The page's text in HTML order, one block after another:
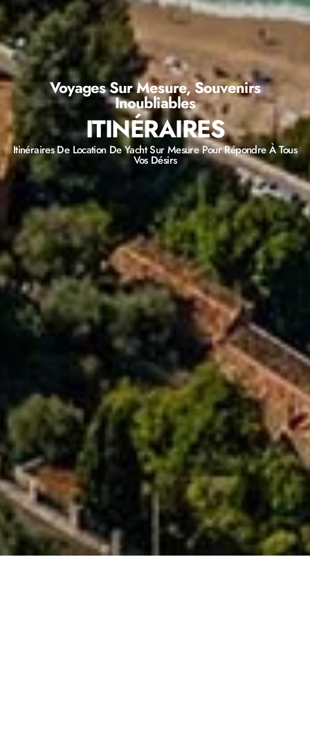
Voyages Sur Mesure, Souvenirs
Inoubliables
ITINÉRAIRES
Itinéraires De Location De Yacht Sur Mesure Pour Répondre À Tous
Vos Désirs